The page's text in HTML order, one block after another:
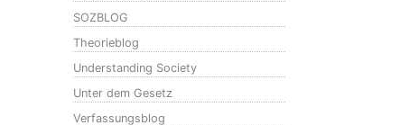
SOZBLOG
Theorieblog
Understanding Society
Unter dem Gesetz
Verfassungsblog